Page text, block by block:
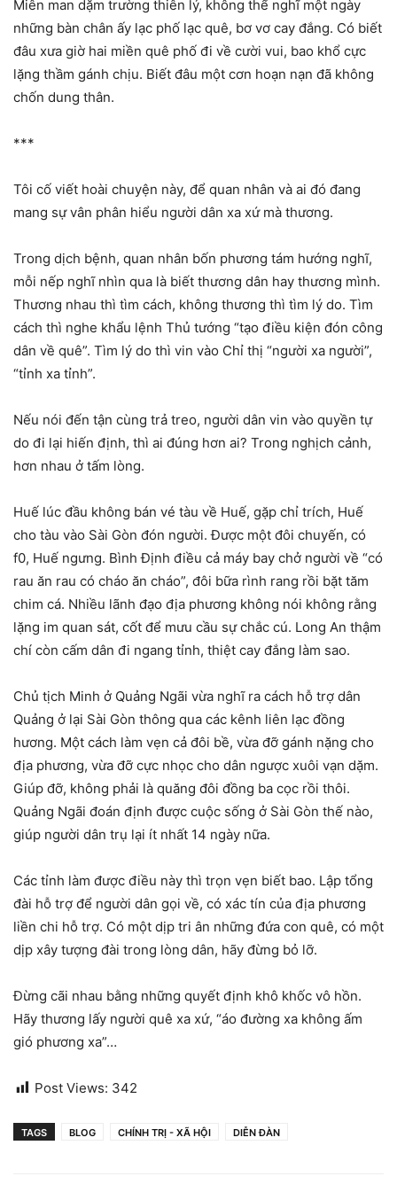
Miên man dặm trường thiên lý, không thể nghĩ một ngày
những bàn chân ấy lạc phố lạc quê, bơ vơ cay đắng. Có biết
đâu xưa giờ hai miền quê phố đi về cười vui, bao khổ cực
lặng thầm gánh chịu. Biết đâu một cơn hoạn nạn đã không
chốn dung thân.
***
Tôi cố viết hoài chuyện này, để quan nhân và ai đó đang
mang sự vân phân hiểu người dân xa xứ mà thương.
Trong dịch bệnh, quan nhân bốn phương tám hướng nghĩ,
mỗi nếp nghĩ nhìn qua là biết thương dân hay thương mình.
Thương nhau thì tìm cách, không thương thì tìm lý do. Tìm
cách thì nghe khẩu lệnh Thủ tướng “tạo điều kiện đón công
dân về quê”. Tìm lý do thì vin vào Chỉ thị “người xa người”,
“tỉnh xa tỉnh”.
Nếu nói đến tận cùng trả treo, người dân vin vào quyền tự
do đi lại hiến định, thì ai đúng hơn ai? Trong nghịch cảnh,
hơn nhau ở tấm lòng.
Huế lúc đầu không bán vé tàu về Huế, gặp chỉ trích, Huế
cho tàu vào Sài Gòn đón người. Được một đôi chuyến, có
f0, Huế ngưng. Bình Định điều cả máy bay chở người về “có
rau ăn rau có cháo ăn cháo”, đôi bữa rình rang rồi bặt tăm
chim cá. Nhiều lãnh đạo địa phương không nói không rằng
lặng im quan sát, cốt để mưu cầu sự chắc cú. Long An thậm
chí còn cấm dân đi ngang tỉnh, thiệt cay đắng làm sao.
Chủ tịch Minh ở Quảng Ngãi vừa nghĩ ra cách hỗ trợ dân
Quảng ở lại Sài Gòn thông qua các kênh liên lạc đồng
hương. Một cách làm vẹn cả đôi bề, vừa đỡ gánh nặng cho
địa phương, vừa đỡ cực nhọc cho dân ngược xuôi vạn dặm.
Giúp đỡ, không phải là quăng đôi đồng ba cọc rồi thôi.
Quảng Ngãi đoán định được cuộc sống ở Sài Gòn thế nào,
giúp người dân trụ lại ít nhất 14 ngày nữa.
Các tỉnh làm được điều này thì trọn vẹn biết bao. Lập tổng
đài hỗ trợ để người dân gọi về, có xác tín của địa phương
liền chi hỗ trợ. Có một dịp tri ân những đứa con quê, có một
dịp xây tượng đài trong lòng dân, hãy đừng bỏ lỡ.
Đừng cãi nhau bằng những quyết định khô khốc vô hồn.
Hãy thương lấy người quê xa xứ, “áo đường xa không ấm
gió phương xa”…
Post Views: 342
TAGS BLOG CHÍNH TRỊ - XÃ HỘI DIỄN ĐÀN